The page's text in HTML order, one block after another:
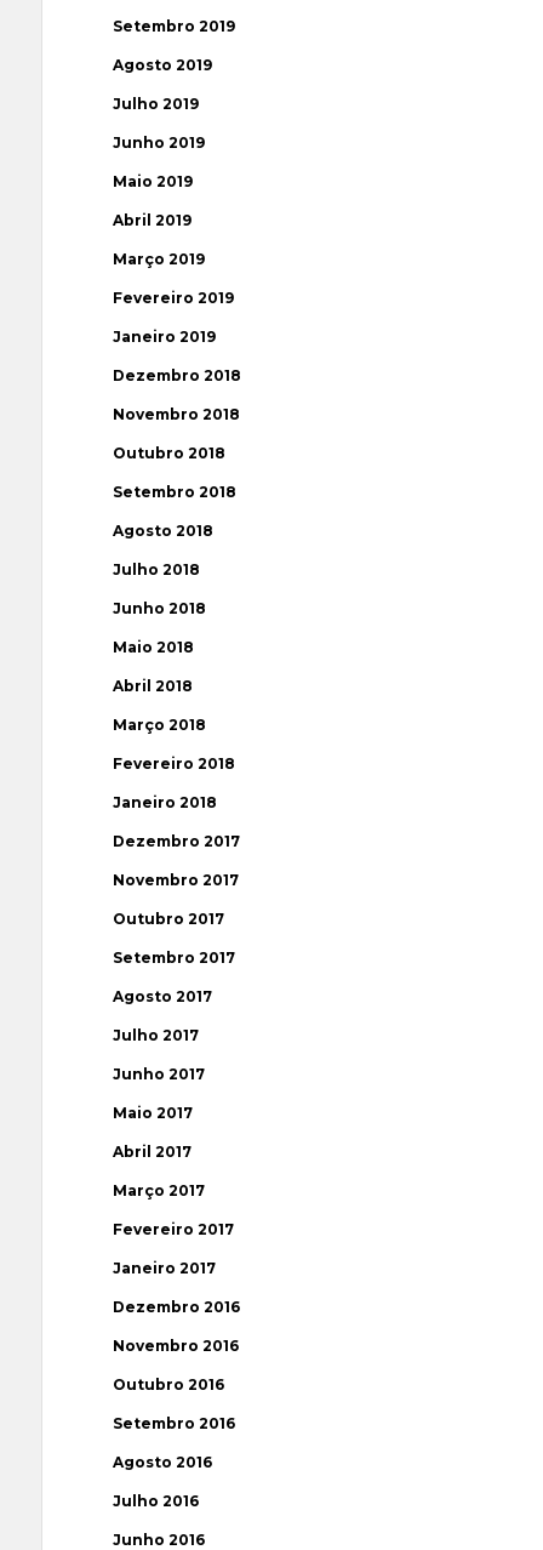
Setembro 2019
Agosto 2019
Julho 2019
Junho 2019
Maio 2019
Abril 2019
Março 2019
Fevereiro 2019
Janeiro 2019
Dezembro 2018
Novembro 2018
Outubro 2018
Setembro 2018
Agosto 2018
Julho 2018
Junho 2018
Maio 2018
Abril 2018
Março 2018
Fevereiro 2018
Janeiro 2018
Dezembro 2017
Novembro 2017
Outubro 2017
Setembro 2017
Agosto 2017
Julho 2017
Junho 2017
Maio 2017
Abril 2017
Março 2017
Fevereiro 2017
Janeiro 2017
Dezembro 2016
Novembro 2016
Outubro 2016
Setembro 2016
Agosto 2016
Julho 2016
Junho 2016